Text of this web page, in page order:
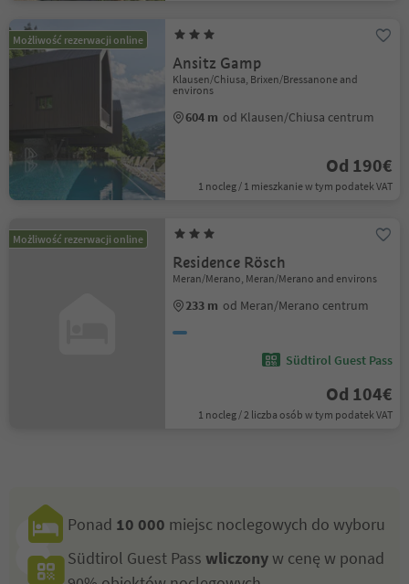
Możliwość rezerwacji online
Ansitz Gamp
Klausen/Chiusa, Brixen/Bressanone and
environs
604 m od Klausen/Chiusa centrum
Od 190€
1 nocleg / 1 mieszkanie w tym podatek VAT
Możliwość rezerwacji online
Residence Rösch
Meran/Merano, Meran/Merano and environs
233 m od Meran/Merano centrum
Südtirol Guest Pass
Od 104€
1 nocleg / 2 liczba osób w tym podatek VAT
Ponad 10 000 miejsc noclegowych do wyboru
Südtirol Guest Pass wliczonyw cenę w ponad